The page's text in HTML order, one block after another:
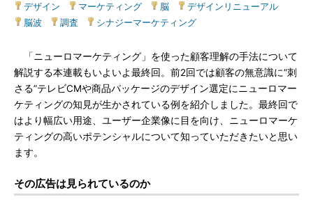
デザイン マーケティング 脳 デザインリニューアル
脳波
調査 シナジーマーケティング
「ニューロマーケティング」を使った顧客理解の手法について
解説する本連載もいよいよ最終回。前2回では顧客の無意識に“刺
さる”テレビCMや商品パッケージのデザイン選定にニューロマー
ケティングの知見が生かされている例を紹介しました。最終回で
はより幅広い用途、ユーザー企業像に目を向け、ニューロマーケ
ティングの高いポテンシャルについて知っていただきたいと思い
ます。
その広告は見られているのか